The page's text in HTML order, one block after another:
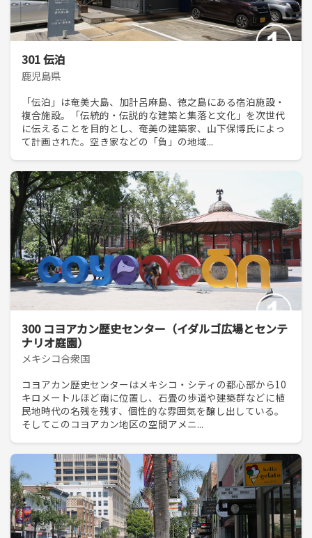
301 伝泊
鹿児島県
「伝泊」は奄美大島、加計呂麻島、徳之島にある宿泊施設・
複合施設。「伝統的・伝説的な建築と集落と文化」を次世代
に伝えることを目的とし、奄美の建築家、山下保博氏によっ
て計画された。空き家などの「負」の地域...
300 コヨアカン歴史センター（イダルゴ広場とセンテ
ナリオ庭園）
メキシコ合衆国
コヨアカン歴史センターはメキシコ・シティの都心部から10
キロメートルほど南に位置し、石畳の歩道や建築群などに植
民地時代の名残を残す、個性的な雰囲気を醸し出している。
そしてこのコヨアカン地区の空間アメニ...